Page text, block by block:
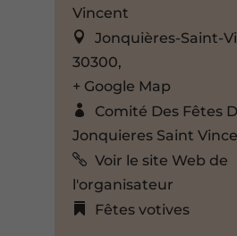
Vincent
Jonquières-Saint-
30300,
+ Google Map
Comité Des Fêtes
Jonquieres Saint
Voir le site Web de
l'organisateur
Fêtes votives